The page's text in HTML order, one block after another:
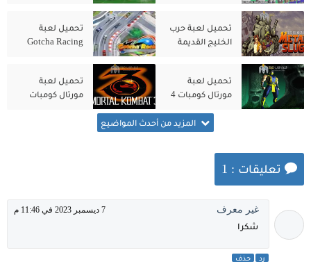
ميديا فاير
تحميل لعبة حرب
الخليج القديمة
تحميل لعبة
Gotcha Racing
تحميل لعبة
مورتال كومبات 4
من ميديا فاير
تحميل لعبة
مورتال كومبات
المزيد من أحدث المواضيع
تعليقات : 1
غير معرف 7 ديسمبر 2023 في 11:46 م
شكرا
رد حذف